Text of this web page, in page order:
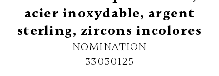
acier inoxydable, argent
sterling, zircons incolores
NOMINATION
33030125